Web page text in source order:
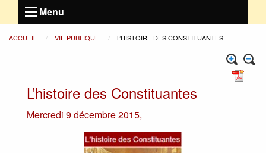
Menu
ACCUEIL VIE PUBLIQUE L’HISTOIRE DES CONSTITUANTES
L’histoire des Constituantes
Mercredi 9 décembre 2015,